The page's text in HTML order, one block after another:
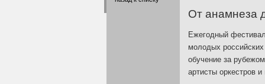
От анамнеза
Ежегодный
молодых
обучение за
артисты оркестров